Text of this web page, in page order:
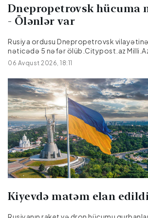
Dnepropetrovsk hücuma
- Ölənlər var
Rusiya ordusu Dnepropetrovsk
nəticədə 5 nəfər ölüb.Citypost.az
xəbər verir ki, bu barədə Dnepropetrovsk
administrasiyasının rəhbəri Aleksandr
kanalında məlumat verib.Hücum
yaralanıb. Yaralılar hamısı xəstəxanaya
onlardan birinin vəziyyəti ağırdır.
06 Avqust 2026, 18:11
Kiyevdə matəm elan edildi